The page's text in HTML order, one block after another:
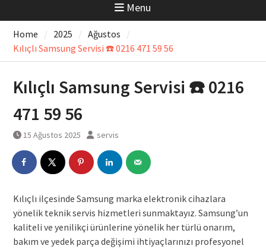
Menu
Home 2025
Ağustos
Kılıçlı Samsung Servisi ☎️ 0216 471 59 56
Kılıçlı Samsung Servisi ☎️ 0216
471 59 56
15 Ağustos 2025 servis
Kılıçlı ilçesinde Samsung marka elektronik cihazlara
yönelik teknik servis hizmetleri sunmaktayız. Samsung’un
kaliteli ve yenilikçi ürünlerine yönelik her türlü onarım,
bakım ve yedek parça değişimi ihtiyaçlarınızı profesyonel